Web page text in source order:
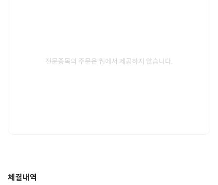
전문종목의 주문은 웹에서 제공하지 않습니다.
체결내역